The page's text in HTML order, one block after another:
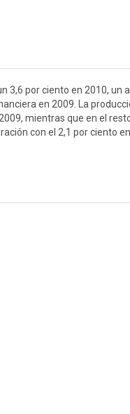
3,6 por ciento en 2010, un
en 2009. La
mientras que en el
con el 2,1 por ciento